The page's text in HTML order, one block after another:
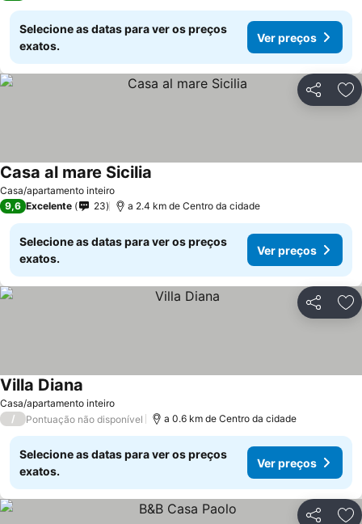
Selecione as datas para ver os preços
exatos.
Ver preços
Partilhar
Casa/apartamento inteiro
Casa al mare Sicilia
9,6 Excelente 23 a 2.4 km de Centro da cidade
Selecione as datas para ver os preços
exatos.
Ver preços
Partilhar
Casa/apartamento inteiro
Villa Diana
/ Pontuação não disponível a 0.6 km de Centro da cidade
Selecione as datas para ver os preços
exatos.
Ver preços